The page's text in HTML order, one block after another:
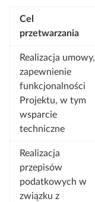
Cel
przetwarzania
Realizacja umowy,
zapewnienie
funkcjonalności
Projektu, w tym
wsparcie
techniczne
Realizacja
przepisów
podatkowych w
związku z